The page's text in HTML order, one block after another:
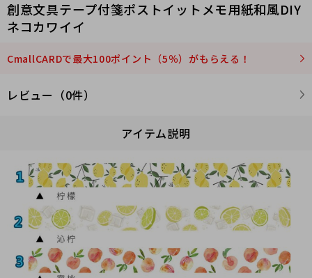
創意文具テープ付箋ポストイットメモ用紙和風DIY
ネコカワイイ
CmallCARDで最大100ポイント（5％）がもらえる！
レビュー（0件）
アイテム説明